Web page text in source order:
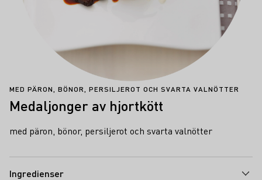
MED PÄRON, BÖNOR, PERSILJEROT OCH SVARTA VALNÖTTER
Medaljonger av hjortkött
med päron, bönor, persiljerot och svarta valnötter
Ingredienser